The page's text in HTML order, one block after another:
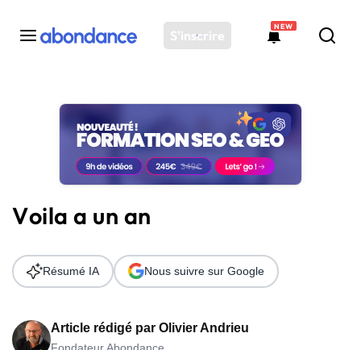
S'inscrire
NEW
Toutes les actus
Actus SEO
Plateforme
Solutions
Ressources
Audit SEO
Voila a un an
Article rédigé par Olivier Andrieu
Résumé IA Nous suivre sur Google